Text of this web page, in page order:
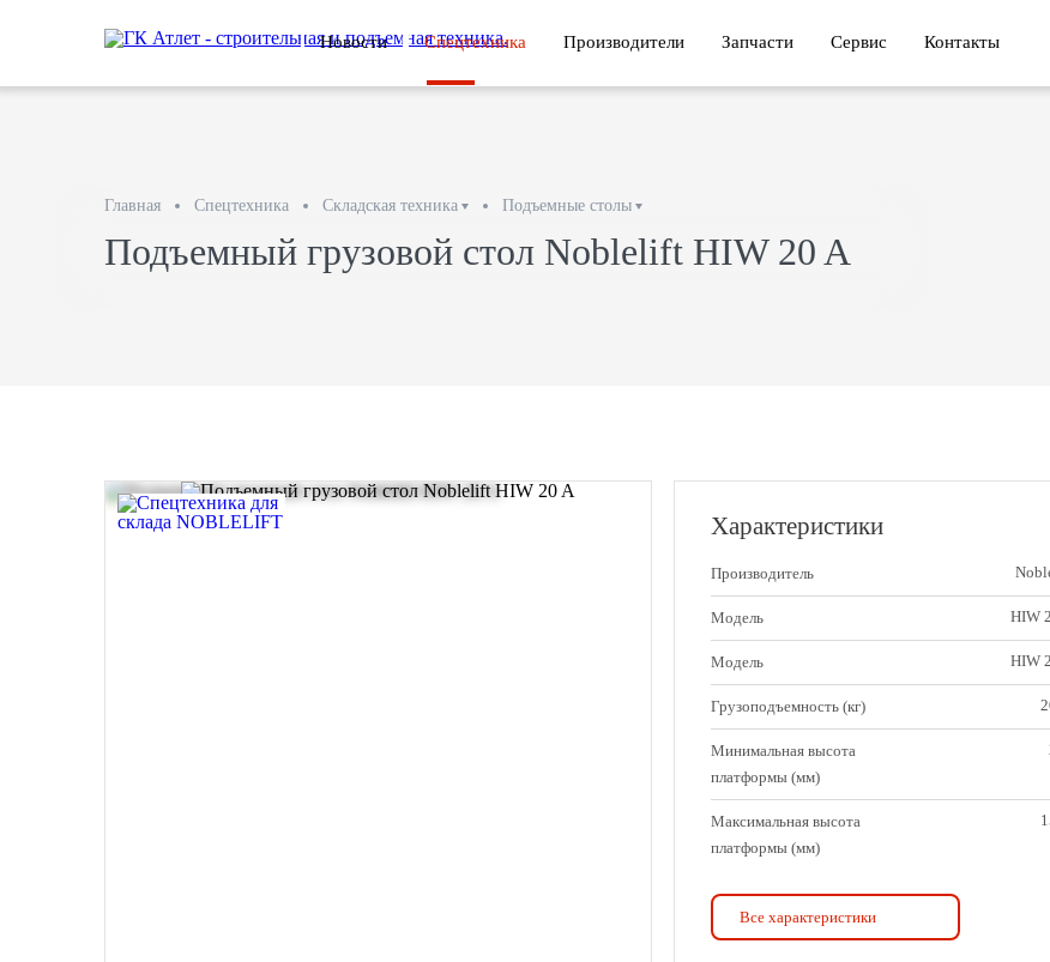
Новости Спецтехника Производители Запчасти Сервис Контакты
Главная Спецтехника Складская техника Подъемные столы
Подъемный грузовой стол Noblelift HIW 20 A
Характеристики
Производитель
Модель HIW
Модель HIW
Грузоподъемность (кг)
Минимальная высота
платформы (мм)
Максимальная высота
платформы (мм)
Размер платформы (мм)
Время подъема платформы
Все характеристики